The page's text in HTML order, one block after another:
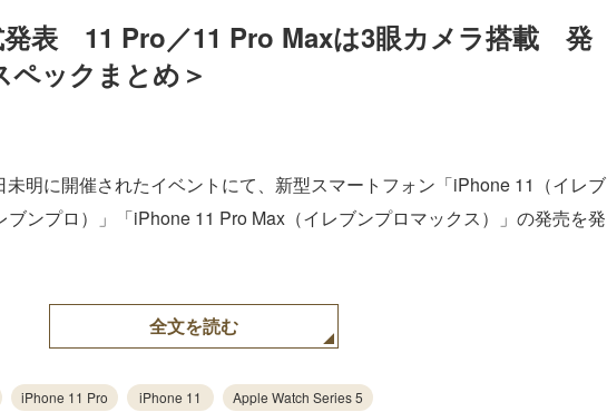
Unmute
87.03%
発表　11 Pro／11 Pro Maxは3眼カメラ搭載　発
ペックまとめ＞
明に開催されたイベントにて、新型スマートフォン「iPhone 11（イレブ
ンプロ）」「iPhone 11 Pro Max（イレブンプロマックス）」の発売を発
全文を読む
iPhone 11 Pro iPhone 11 Apple Watch Series 5